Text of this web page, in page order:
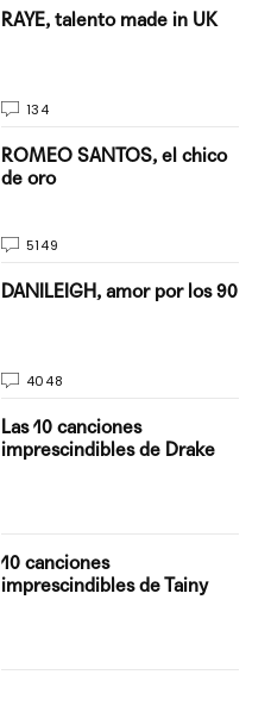
RAYE, talento made in UK
134
ROMEO SANTOS, el chico
de oro
5149
DANILEIGH, amor por los 90
4048
Las 10 canciones
imprescindibles de Drake
10 canciones
imprescindibles de Tainy